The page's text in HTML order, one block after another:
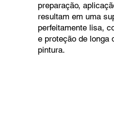
preparação,
resultam em uma
perfeitamente lisa,
e proteção de longa
pintura.